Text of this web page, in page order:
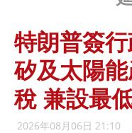
特朗普簽
矽及太陽
稅 兼設最
2026年08月06日 21:10